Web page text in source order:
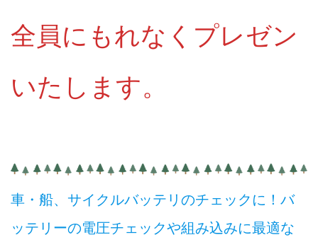
全員にもれなくプレゼン
いたします。
車・船、サイクルバッテリのチェックに！バ
ッテリーの電圧チェックや組み込みに最適な